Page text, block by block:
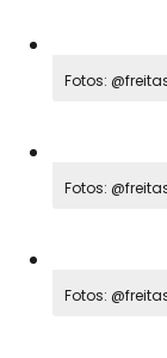
Fotos:
Fotos:
Fotos: